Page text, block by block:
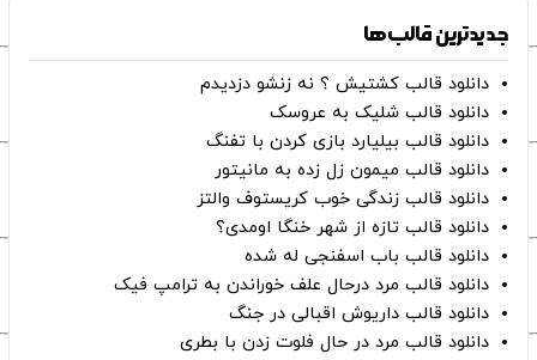
جدیدترین قالب‌ها
دانلود قالب کشتیش ؟ نه زنشو دزدیدم
دانلود قالب شلیک به عروسک
دانلود قالب بیلیارد بازی کردن با تفنگ
دانلود قالب میمون زل زده به مانیتور
دانلود قالب زندگی خوب کریستوف والتز
دانلود قالب تازه از شهر خنگا اومدی؟
دانلود قالب باب اسفنجی له شده
دانلود قالب مرد درحال علف خوراندن به ترامپ فیک
دانلود قالب داریوش اقبالی در جنگ
دانلود قالب مرد در حال فلوت زدن با بطری